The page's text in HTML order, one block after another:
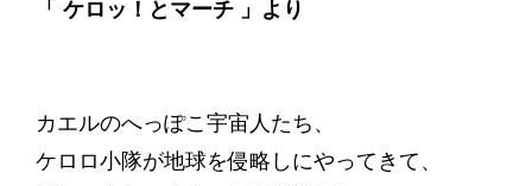
「 ケロッ！とマーチ 」より
カエルのへっぽこ宇宙人たち、
ケロロ小隊が地球を侵略しにやってきて、